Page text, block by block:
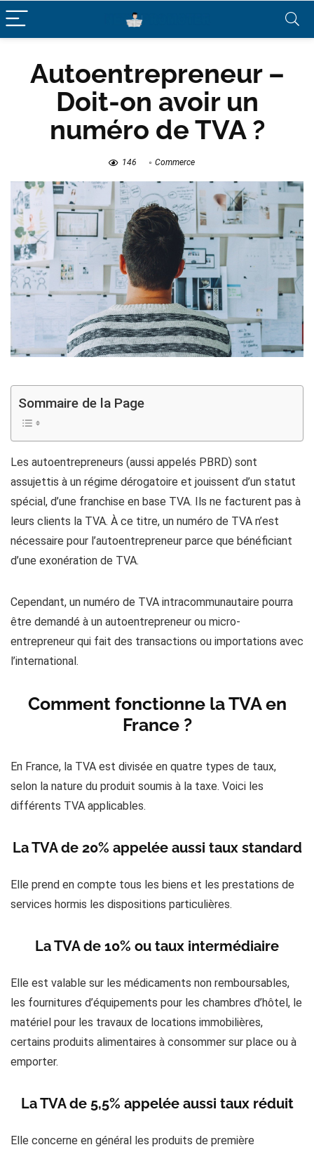
Autoentrepreneur –
Doit-on avoir un
numéro de TVA ?
146 Commerce
Sommaire de la Page
Les autoentrepreneurs (aussi appelés PBRD) sont
assujettis à un régime dérogatoire et jouissent d’un statut
spécial, d’une franchise en base TVA. Ils ne facturent pas à
leurs clients la TVA. À ce titre, un numéro de TVA n’est
nécessaire pour l’autoentrepreneur parce que bénéficiant
d’une exonération de TVA.
Cependant, un numéro de TVA intracommunautaire pourra
être demandé à un autoentrepreneur ou micro-
entrepreneur qui fait des transactions ou importations avec
l’international.
Comment fonctionne la TVA en
France ?
En France, la TVA est divisée en quatre types de taux,
selon la nature du produit soumis à la taxe. Voici les
différents TVA applicables.
La TVA de 20% appelée aussi taux standard
Elle prend en compte tous les biens et les prestations de
services hormis les dispositions particulières.
La TVA de 10% ou taux intermédiaire
Elle est valable sur les médicaments non remboursables,
les fournitures d’équipements pour les chambres d’hôtel, le
matériel pour les travaux de locations immobilières,
certains produits alimentaires à consommer sur place ou à
emporter.
La TVA de 5,5% appelée aussi taux réduit
Elle concerne en général les produits de première